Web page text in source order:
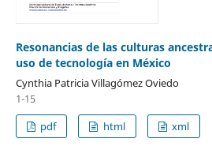
Resonancias de las culturas
uso de tecnología en México
Cynthia Patricia Villagómez Oviedo
1-15
pdf
html xml